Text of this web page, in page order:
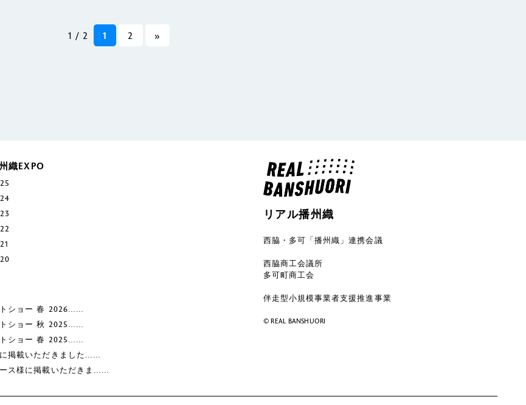
1 / 2 1 2 »
織EXPO
ショー 春 2026……
ショー 秋 2025……
ショー 春 2025……
掲載いただきました……
ス様に掲載いただきま……
リアル播州織
西脇・多可「播州織」連携会議
西脇商工会議所
多可町商工会
伴走型小規模事業者支援推進事業
©︎ REAL BANSHUORI